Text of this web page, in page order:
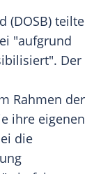
(DOSB) teilte
"aufgrund
Der
Rahmen der
ihre eigenen
die